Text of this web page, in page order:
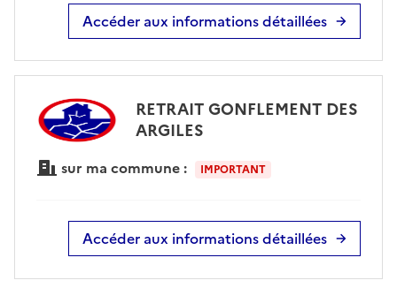
Accéder aux informations détaillées
RETRAIT GONFLEMENT DES
ARGILES
sur ma commune : IMPORTANT
Accéder aux informations détaillées